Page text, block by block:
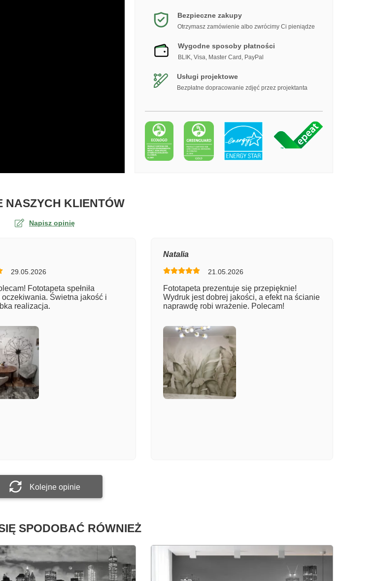
Bezpieczne zakupy
Otrzymasz zamówienie albo zwrócimy Ci pieniądze
Wygodne sposoby płatności
BLIK, Visa, Master Card, PayPal
Usługi projektowe
Bezpłatne dopracowanie zdjęć przez projektanta
NASZYCH KLIENTÓWO TAPECIE WIELKI MOST W NOWYM JORKU
Napisz opinię
Załącz zdjęcie
29.05.2026
Fototapeta spełniła
oczekiwania. Świetna jakość i
realizacja.
Natalia
21.05.2026
Fototapeta prezentuje się przepięknie!
Wydruk jest dobrej jakości, a efekt na ścianie
naprawdę robi wrażenie. Polecam!
Kolejne opinie
SPODOBAĆ RÓWNIEŻ